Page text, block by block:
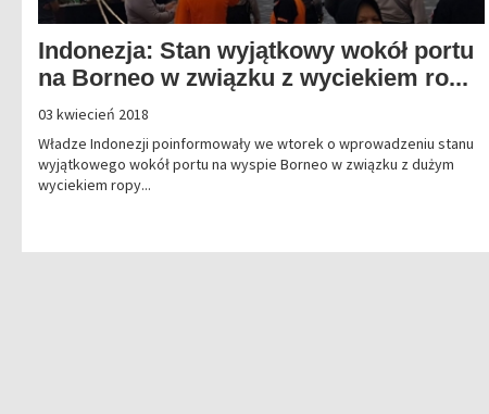
Indonezja: Stan wyjątkowy wokół portu
na Borneo w związku z wyciekiem ro...
03 kwiecień 2018
Władze Indonezji poinformowały we wtorek o wprowadzeniu stanu
wyjątkowego wokół portu na wyspie Borneo w związku z dużym
wyciekiem ropy...